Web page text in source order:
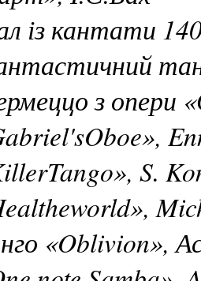
із кантати
з опери
S.
«Oblivion»,